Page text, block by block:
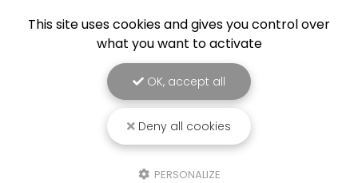
This site uses cookies and gives you control over
what you want to activate
OK, accept all
Deny all cookies
PERSONALIZE